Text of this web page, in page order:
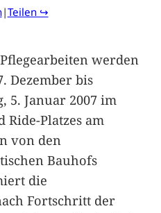
|Teilen ↪
werden
Dezember bis
5. Januar 2007 im
Ride-Platzes am
von den
Bauhofs
die
Fortschritt der